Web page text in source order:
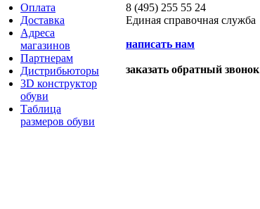
Оплата
Доставка
Адреса
магазинов
Партнерам
Дистрибьюторы
3D конструктор
обуви
Таблица
размеров обуви
8 (495) 255 55 24
Единая справочная служба
написать нам
заказать обратный звонок